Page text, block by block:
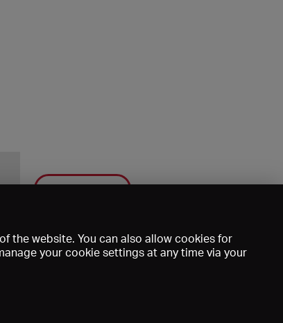
Save
the website. You can also allow cookies for
your cookie settings at any time via your